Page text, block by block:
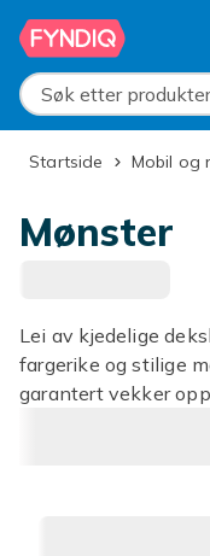
Hopp til
Søk etter produkter
Startside Mobil
Mønster
Lei av kjedelige
fargerike og stilige
garantert vekker